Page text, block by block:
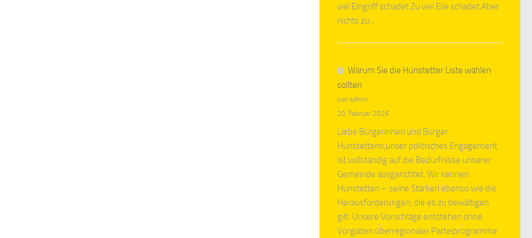
viel Eingriff schadet.Zu viel Eile schadet.Aber
nichts zu...
Warum Sie die Hünstetter Liste wählen
sollten
von admin
20. Februar 2026
Liebe Bürgerinnen und Bürger
Hünstettens,unser politisches Engagement
ist vollständig auf die Bedürfnisse unserer
Gemeinde ausgerichtet. Wir kennen
Hünstetten – seine Stärken ebenso wie die
Herausforderungen, die es zu bewältigen
gilt. Unsere Vorschläge entstehen ohne
Vorgaben überregionaler Parteiprogramme.